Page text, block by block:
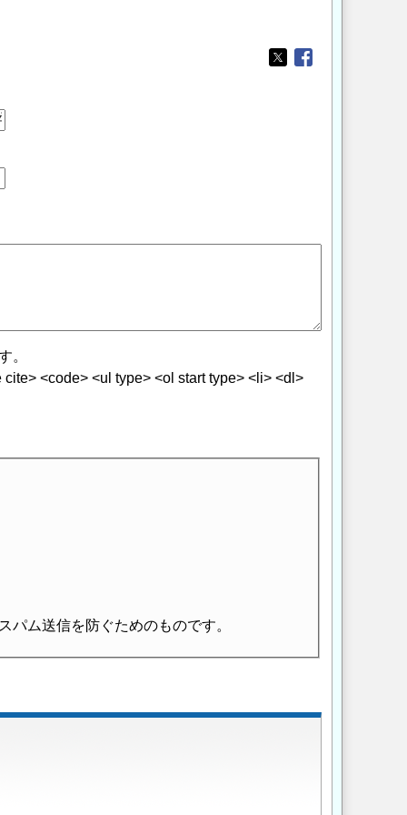
Opens in a new
Opens in a new
。
<code> <ul type> <ol start type> <li> <dl>
ム送信を防ぐためのものです。